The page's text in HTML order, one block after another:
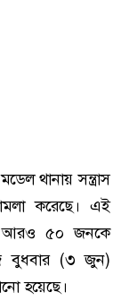
থানায় সন্ত্রাস
করেছে। এই
আরও ৫০ জনকে
বুধবার (৩ জুন)
হয়েছে।